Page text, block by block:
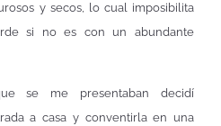
y secos, lo cual imposibilita
si no es con un abundante
se me presentaban decidí
a casa y conventirla en una